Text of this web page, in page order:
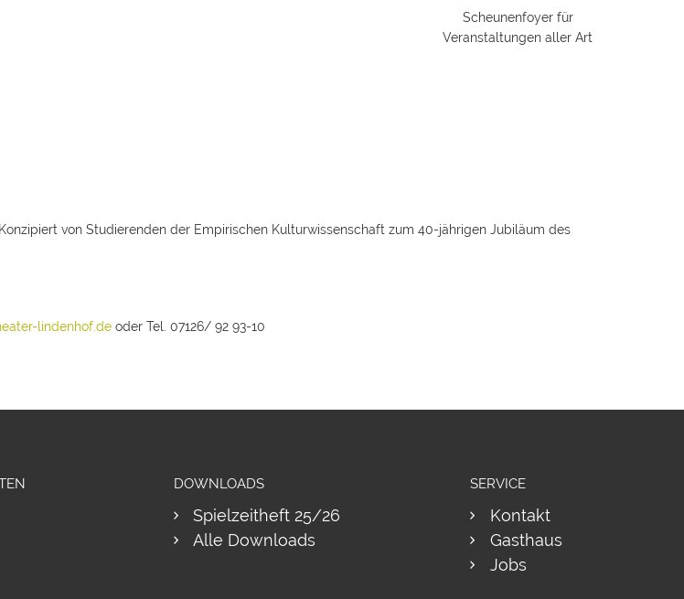
Scheunenfoyer für
Veranstaltungen aller Art
von Studierenden der Empirischen Kulturwissenschaft zum 40-jährigen Jubiläum des
lindenhof.de oder Tel. 07126/ 92 93-10
DOWNLOADS
Spielzeitheft 25/26
Alle Downloads
SERVICE
Kontakt
Gasthaus
Jobs